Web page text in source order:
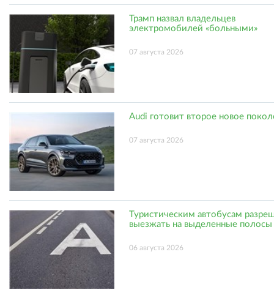
Трамп назвал владельцев
электромобилей «больными»
07 августа 2026
Audi готовит второе новое
07 августа 2026
Туристическим автобусам
выезжать на выделенные полосы
06 августа 2026